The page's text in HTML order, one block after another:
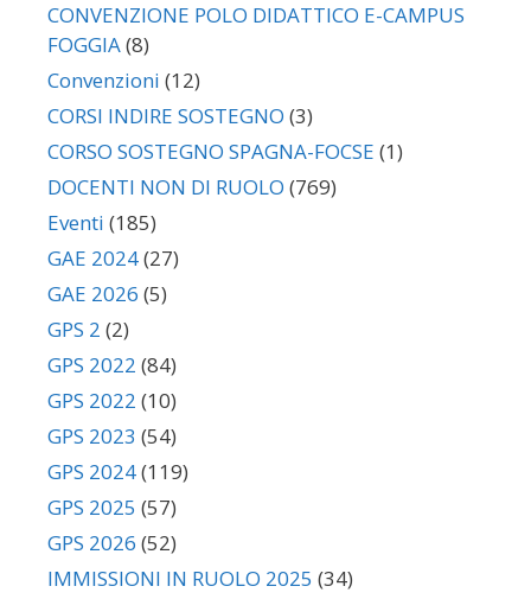
CONVENZIONE POLO DIDATTICO E-CAMPUS
FOGGIA(8)
Convenzioni (12)
CORSI INDIRE SOSTEGNO (3)
CORSO SOSTEGNO SPAGNA-FOCSE (1)
DOCENTI NON DI RUOLO (769)
Eventi (185)
GAE 2024(27)
GAE 2026 (5)
GPS 2 (2)
GPS 2022 (84)
GPS 2022 (10)
GPS 2023 (54)
GPS 2024(119)
GPS 2025 (57)
GPS 2026 (52)
IMMISSIONI IN RUOLO 2025 (34)